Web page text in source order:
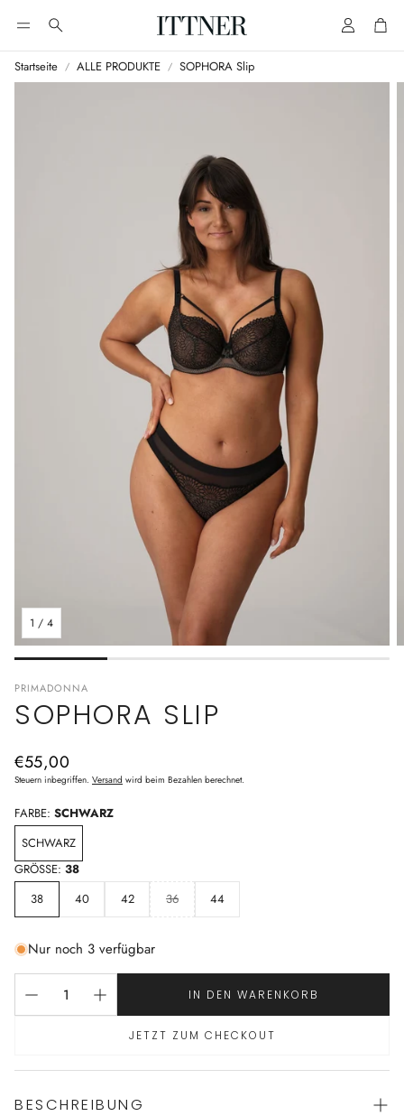
Suche AccountCart
Startseite ALLE PRODUKTE SOPHORA Slip
1 / 4
PRIMADONNA
SOPHORA SLIP
Normaler
Preis
€55,00
Steuern inbegriffen. Versand wird beim Bezahlen berechnet.
FARBE: SCHWARZ
SCHWARZ
GRÖSSE: 38
38
40 42 36 44
Nur noch 3 verfügbar
IN DEN WARENKORB
JETZT ZUM CHECKOUT
BESCHREIBUNG